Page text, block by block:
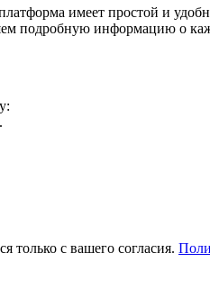
имеет простой и
подробную информацию о
с вашего согласия.